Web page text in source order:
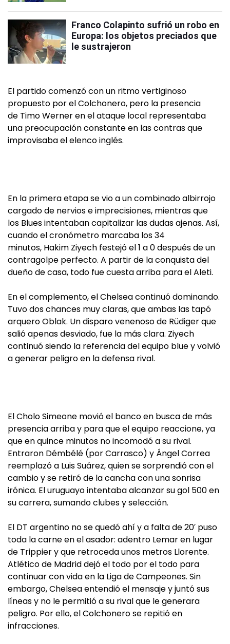
Franco Colapinto sufrió un robo en
Europa: los objetos preciados que
le sustrajeron
El partido comenzó con un ritmo vertiginoso
propuesto por el Colchonero, pero la presencia
de Timo Werner en el ataque local representaba
una preocupación constante en las contras que
improvisaba el elenco inglés.
En la primera etapa se vio a un combinado albirrojo
cargado de nervios e imprecisiones, mientras que
los Blues intentaban capitalizar las dudas ajenas. Así,
cuando el cronómetro marcaba los 34
minutos, Hakim Ziyech festejó el 1 a 0 después de un
contragolpe perfecto. A partir de la conquista del
dueño de casa, todo fue cuesta arriba para el Aleti.
En el complemento, el Chelsea continuó dominando.
Tuvo dos chances muy claras, que ambas las tapó
arquero Oblak. Un disparo venenoso de Rüdiger que
salió apenas desviado, fue la más clara. Ziyech
continuó siendo la referencia del equipo blue y volvió
a generar peligro en la defensa rival.
El Cholo Simeone movió el banco en busca de más
presencia arriba y para que el equipo reaccione, ya
que en quince minutos no incomodó a su rival.
Entraron Démbélé (por Carrasco) y Ángel Correa
reemplazó a Luis Suárez, quien se sorprendió con el
cambio y se retiró de la cancha con una sonrisa
irónica. El uruguayo intentaba alcanzar su gol 500 en
su carrera, sumando clubes y selección.
El DT argentino no se quedó ahí y a falta de 20′ puso
toda la carne en el asador: adentro Lemar en lugar
de Trippier y que retroceda unos metros Llorente.
Atlético de Madrid dejó el todo por el todo para
continuar con vida en la Liga de Campeones. Sin
embargo, Chelsea entendió el mensaje y juntó sus
líneas y no le permitió a su rival que le generara
peligro. Por ello, el Colchonero se repitió en
infracciones.